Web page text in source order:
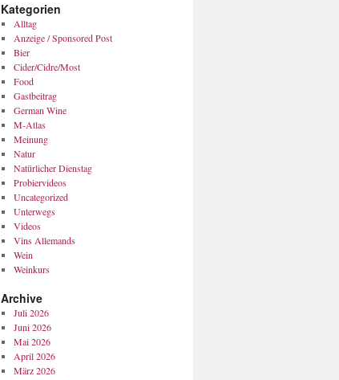
Kategorien
Alltag
Anzeige / Sponsored Post
Bier
Cider/Cidre/Most
Food
Gastbeitrag
German Wine
M-Atlas
Meinung
Natur
Natürlicher Dienstag
Probiervideos
Uncategorized
Unterwegs
Videos
Vins Allemands
Wein
Weinkurs
Archive
Juli 2026
Juni 2026
Mai 2026
April 2026
März 2026